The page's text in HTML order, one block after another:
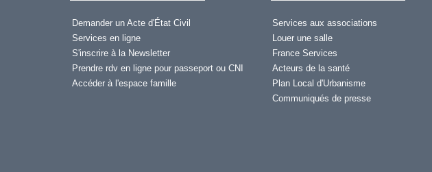
Demander un Acte d'État Civil
Services en ligne
S'inscrire à la Newsletter
Prendre rdv en ligne pour passeport ou CNI
Accéder à l'espace famille
Services aux associations
Louer une salle
France Services
Acteurs de la santé
Plan Local d'Urbanisme
Communiqués de presse